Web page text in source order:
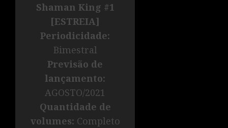
Shaman King #1
[ESTREIA]
Periodicidade:
Bimestral
Previsão de
lançamento:
AGOSTO/2021
Quantidade de
volumes: Completo